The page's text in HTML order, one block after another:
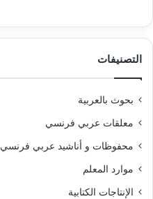
التصنيفات
بحوث بالعربية
معلقات عربي فرنسي
محفوظات و أناشيد عربي فرنسي
موارد المعلم
الإنتاجات الكتابية